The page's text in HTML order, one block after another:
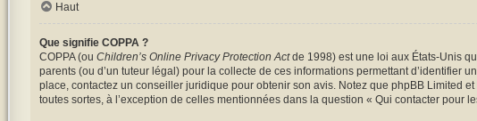
Haut
Que signifie COPPA ?
COPPA (ou Children’s Online Privacy Protection Actde 1998) est une loi aux États-Unis
parents (ou d’un tuteur légal) pour la collecte de ces informations permettant d’identifier
place, contactez un conseiller juridique pour obtenir son avis. Notez que phpBB Limited
toutes sortes, à l’exception de celles mentionnées dans la question « Qui contacter pour